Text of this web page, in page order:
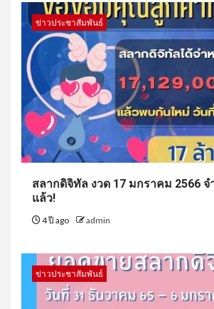
ข่าวประชาสัมพันธ์
สลากดิจิทัล งวด 17 มกราคม 2566
แล้ว!
4 ปี ago admin
ข่าวประชาสัมพันธ์